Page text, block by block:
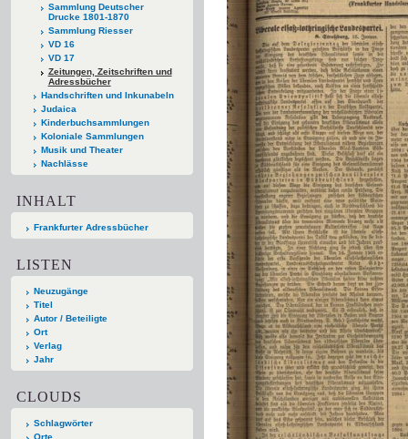
Sammlung Deutscher
Drucke 1801-1870
Sammlung Riesser
VD 16
VD 17
Zeitungen, Zeitschriften und
Adressbücher
Handschriften und Inkunabeln
Judaica
Kinderbuchsammlungen
Koloniale Sammlungen
Musik und Theater
Nachlässe
INHALT
Frankfurter Adressbücher
LISTEN
Neuzugänge
Titel
Autor / Beteiligte
Ort
Verlag
Jahr
CLOUDS
Schlagwörter
Orte